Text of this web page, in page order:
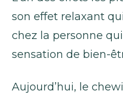
son effet relaxant
chez la personne
sensation de bien-
Aujourd’hui, le